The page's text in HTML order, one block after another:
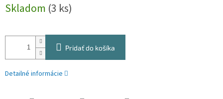
cena:
Skladom (3 ks)
Pridať do košíka
Detailné informácie